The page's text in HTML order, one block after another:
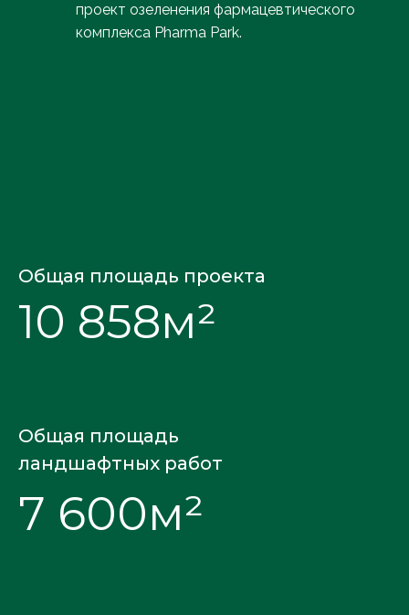
проект озеленения фармацевтического
комплекса Pharma Park.
7 600м²
10 858м²
Общая площадь
ландшафтных работ
Общая площадь проекта